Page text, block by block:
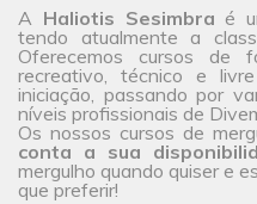
A Haliotis Sesimbra é
tendo atualmente a
Oferecemos cursos de
recreativo, técnico e
iniciação, passando por
níveis profissionais de
Os nossos cursos de
conta a sua
mergulho quando quiser e
que preferir!